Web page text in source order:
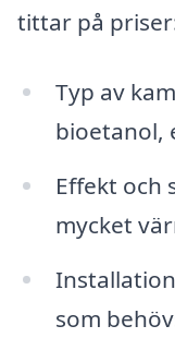
tittar på
Typ av
bioetanol,
Effekt och
mycket
som